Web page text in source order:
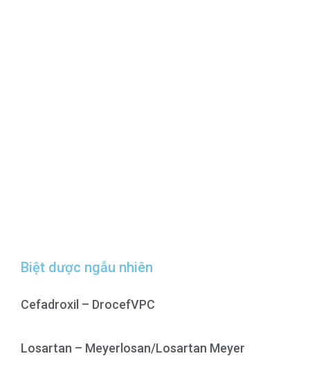
Biệt dược ngẫu nhiên
Cefadroxil – DrocefVPC
Losartan – Meyerlosan/Losartan Meyer